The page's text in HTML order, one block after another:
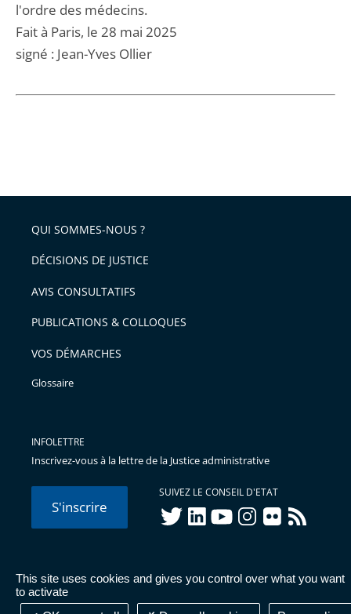
This site uses cookies and gives you control over what you want
to activate
l'ordre des médecins.
Fait à Paris, le 28 mai 2025
signé : Jean-Yves Ollier
QUI SOMMES-NOUS ?
DÉCISIONS DE JUSTICE
AVIS CONSULTATIFS
PUBLICATIONS & COLLOQUES
VOS DÉMARCHES
Glossaire
INFOLETTRE
Inscrivez-vous à la lettre de la Justice administrative
S'inscrire
SUIVEZ LE CONSEIL D'ETAT
twitterlinkedInyoutubeinstagram
flickr rss
© Conseil d'État 2026 - Mentions légales
Données
personnelles-Publications administratives-Accessibilité :